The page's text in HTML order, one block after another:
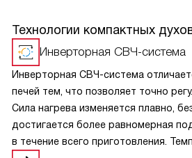
Технологии компактных
Инверторная СВЧ-система
Инверторная СВЧ-система
печей тем, что позволяет точно
Сила нагрева изменяется плавно,
достигается более равномерная
в течение всего приготовления.